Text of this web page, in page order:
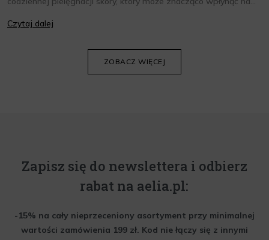
oraz wiedzieć, jak dopasować je do potrzeb własnej skóry.
Czytaj dalej
ZOBACZ WIĘCEJ
Zapisz się do newslettera i odbierz
rabat na aelia.pl:
-15% na cały nieprzeceniony asortyment przy minimalnej
wartości zamówienia 199 zł. Kod nie łączy się z innymi